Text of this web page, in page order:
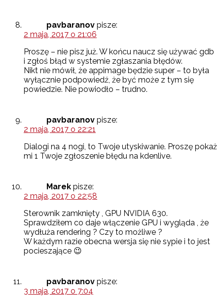
pavbaranov pisze:
2 maja, 2017 o 21:06
Proszę – nie pisz już. W końcu naucz się używać gdb
i zgłoś błąd w systemie zgłaszania błędów.
Nikt nie mówił, że appimage będzie super – to była
wyłącznie podpowiedź, że być może z tym się
powiedzie. Nie powiodło – trudno.
pavbaranov pisze:
2 maja, 2017 o 22:21
Dialogi na 4 nogi, to Twoje utyskiwanie. Proszę pokaż
mi 1 Twoje zgłoszenie błędu na kdenlive.
Marek pisze:
2 maja, 2017 o 22:58
Sterownik zamknięty , GPU NVIDIA 630.
Sprawdziłem co daje włączenie GPU i wygląda , że
wydłuża rendering ? Czy to możliwe ?
W każdym razie obecna wersja się nie sypie i to jest
pocieszające 😉
pavbaranov pisze:
3 maja, 2017 o 7:04